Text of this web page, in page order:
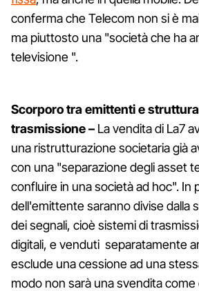
conferma che Telecom non si è
ma piuttosto una "società che ha
televisione ".
Scorporo tra emittenti e
trasmissione – La vendita di La7
una ristrutturazione societaria già
con una "separazione degli asset
confluire in una società ad hoc". In
dell'emittente saranno divise dalla
dei segnali, cioè sistemi di
digitali, e venduti separatamente
esclude una cessione ad una
modo non sarà una svendita